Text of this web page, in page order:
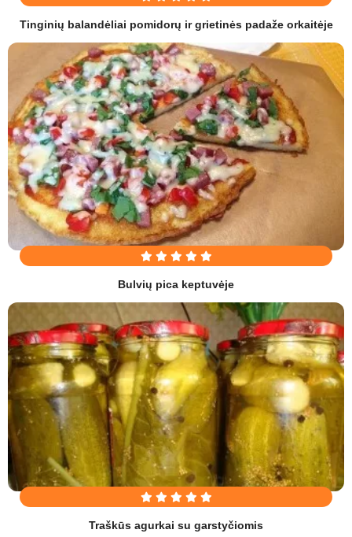
Tinginių balandėliai pomidorų ir grietinės padaže orkaitėje
Bulvių pica keptuvėje
Traškūs agurkai su garstyčiomis